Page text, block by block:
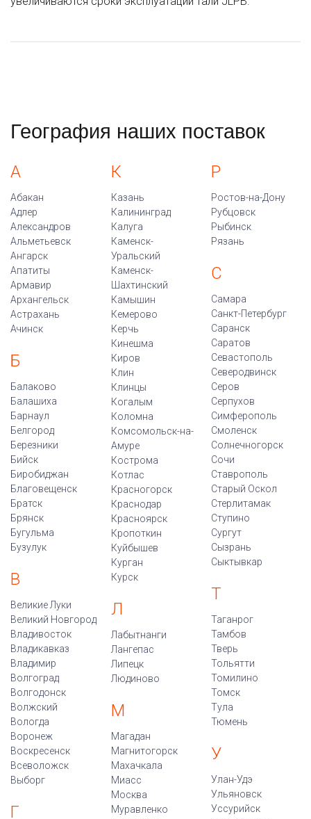
География наших поставок
А
Абакан
Адлер
Александров
Альметьевск
Ангарск
Апатиты
Армавир
Архангельск
Астрахань
Ачинск
Б
Балаково
Балашиха
Барнаул
Белгород
Березники
Бийск
Биробиджан
Благовещенск
Братск
Брянск
Бугульма
Бузулук
В
Великие Луки
Великий Новгород
Владивосток
Владикавказ
Владимир
Волгоград
Волгодонск
Волжский
Вологда
Воронеж
Воскресенск
Всеволожск
Выборг
Г
К
Казань
Калининград
Калуга
Каменск-
Уральский
Каменск-
Шахтинский
Камышин
Кемерово
Керчь
Кинешма
Киров
Клин
Клинцы
Когалым
Коломна
Комсомольск-на-
Амуре
Кострома
Котлас
Красногорск
Краснодар
Красноярск
Кропоткин
Куйбышев
Курган
Курск
Л
Лабытнанги
Лангепас
Липецк
Людиново
М
Магадан
Магнитогорск
Махачкала
Миасс
Москва
Муравленко
Р
Ростов-на-Дону
Рубцовск
Рыбинск
Рязань
С
Самара
Санкт-Петербург
Саранск
Саратов
Севастополь
Северодвинск
Серов
Серпухов
Симферополь
Смоленск
Солнечногорск
Сочи
Ставрополь
Старый Оскол
Стерлитамак
Ступино
Сургут
Сызрань
Сыктывкар
Т
Таганрог
Тамбов
Тверь
Тольятти
Томилино
Томск
Тула
Тюмень
У
Улан-Удэ
Ульяновск
Уссурийск